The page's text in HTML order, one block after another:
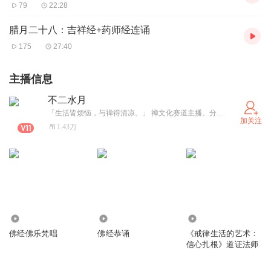
79 22:28
腊月二十八：吉祥经+药师经连诵
175 27:40
主播信息
不二水月
「生活皆烦恼，与禅得清凉。」 禅文化赛道主播。分享禅悦法喜。标注【完结】的原声专辑是完整齐全的，没有标【完结】的原声专辑不过审。被下架的专辑会在空专辑内统一音频回复。感恩聆听。由于主播忙于当下，更新专辑存在AI音视频，望谅解。直播间录制的内容均为主播第一遍在读书籍，存在卡顿或者生词查询等现象，为此影响听感深感抱歉，会在未来剪辑整理为附带文字版的视频发布。（主播非一人，是正信正见的菩萨戒子。会更一些五明类专辑，深入佛法学修者可忽略。）（需要哪些音视频可以私信主播获取，一般都会发）
1.43万
加关注
佛经佛乐梵唱 佛经恭诵
《戒律生活的艺术：
信心扎根》道证法师